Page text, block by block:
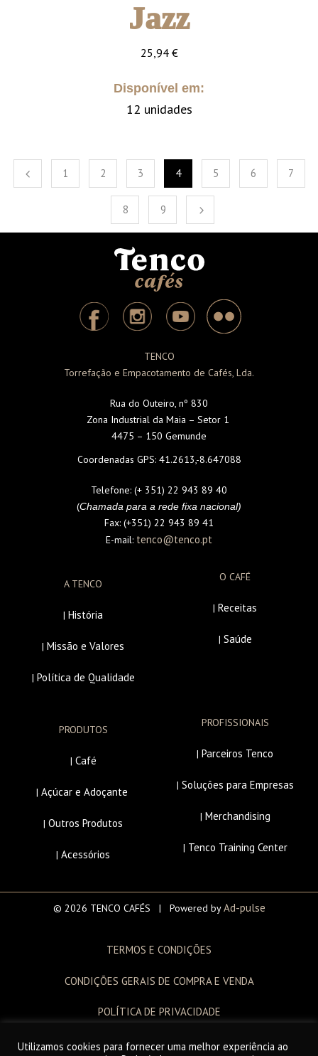
Jazz
25,94 €
Disponível em:
12 unidades
1 2 3 4 5 6 7
8 9
TENCO
Torrefação e Empacotamento de Cafés, Lda.
Rua do Outeiro, nº 830
Zona Industrial da Maia – Setor 1
4475 – 150 Gemunde
Coordenadas GPS:41.2613,-8.647088
Telefone: (+ 351) 22 943 89 40
(Chamada para a rede fixa nacional)
Fax: (+351) 22 943 89 41
E-mail: tenco@tenco.pt
A TENCO
| História
| Missão e Valores
| Política de Qualidade
O CAFÉ
| Receitas
| Saúde
PRODUTOS
| Café
| Açúcar e Adoçante
| Outros Produtos
| Acessórios
PROFISSIONAIS
| Parceiros Tenco
| Soluções para Empresas
| Merchandising
| Tenco Training Center
© 2026 TENCO CAFÉS | Powered byAd-pulse
TERMOS E CONDIÇÕES
CONDIÇÕES GERAIS DE COMPRA E VENDA
POLÍTICA DE PRIVACIDADE
LIVRO DE RECLAMAÇÕES
Utilizamos cookies para fornecer uma melhor experiência ao